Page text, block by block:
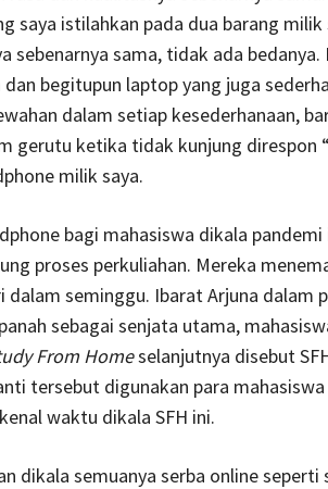
saya istilahkan pada dua barang milik
sebenarnya sama, tidak ada
dan begitupun laptop yang juga
dalam setiap kesederhanaan,
gerutu ketika tidak kunjung direspon
milik saya.
bagi mahasiswa dikala
proses perkuliahan. Mereka
dalam seminggu. Ibarat Arjuna dalam
sebagai senjata utama,
From Homeselanjutnya disebut
tersebut digunakan para
waktu dikala SFH ini.
dikala semuanya serba online seperti